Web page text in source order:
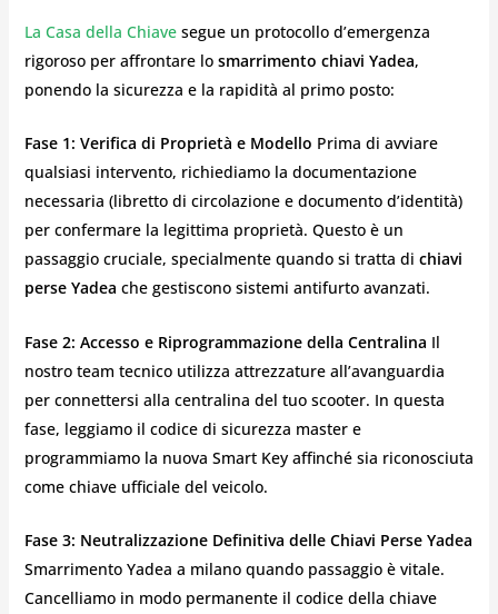
La Casa della Chiave segue un protocollo d’emergenza
rigoroso per affrontare lo smarrimento chiavi Yadea,
ponendo la sicurezza e la rapidità al primo posto:
Fase 1: Verifica di Proprietà e Modello Prima di avviare
qualsiasi intervento, richiediamo la documentazione
necessaria (libretto di circolazione e documento d’identità)
per confermare la legittima proprietà. Questo è un
passaggio cruciale, specialmente quando si tratta di chiavi
perse Yadea che gestiscono sistemi antifurto avanzati.
Fase 2: Accesso e Riprogrammazione della Centralina Il
nostro team tecnico utilizza attrezzature all’avanguardia
per connettersi alla centralina del tuo scooter. In questa
fase, leggiamo il codice di sicurezza master e
programmiamo la nuova Smart Key affinché sia riconosciuta
come chiave ufficiale del veicolo.
Fase 3: Neutralizzazione Definitiva delle Chiavi Perse Yadea
Smarrimento Yadea a milano quando passaggio è vitale.
Cancelliamo in modo permanente il codice della chiave